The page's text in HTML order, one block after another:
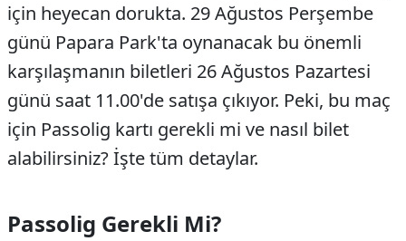
için heyecan dorukta. 29 Ağustos Perşembe
günü Papara Park'ta oynanacak bu önemli
karşılaşmanın biletleri 26 Ağustos Pazartesi
günü saat 11.00'de satışa çıkıyor. Peki, bu maç
için Passolig kartı gerekli mi ve nasıl bilet
alabilirsiniz? İşte tüm detaylar.
Passolig Gerekli Mi?